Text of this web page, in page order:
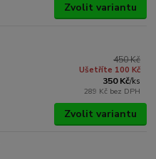
Zvolit variantu
450 Kč
Ušetříte 100 Kč
350 Kč/ks
289 Kč bez DPH
Zvolit variantu